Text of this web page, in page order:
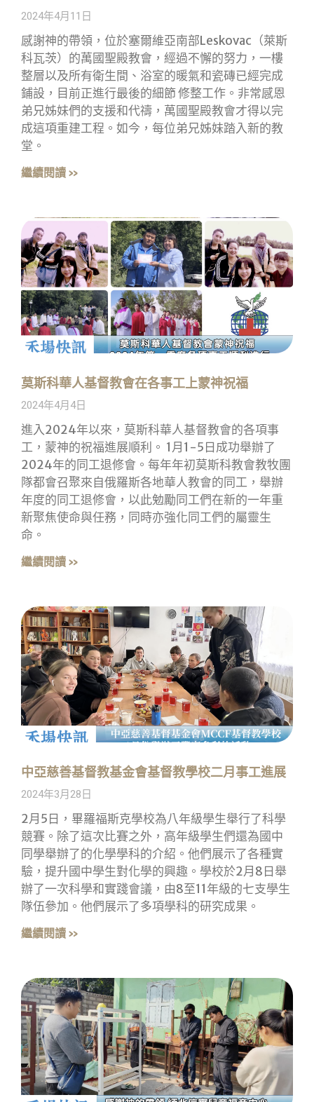
2024年4月11日
感謝神的帶領，位於塞爾維亞南部Leskovac（萊斯
科瓦茨）的萬國聖殿教會，經過不懈的努力，一樓
整層以及所有衛生間、浴室的暖氣和瓷磚已經完成
鋪設，目前正進行最後的細節 修整工作。非常感恩
弟兄姊妹們的支援和代禱，萬國聖殿教會才得以完
成這項重建工程。如今，每位弟兄姊妹踏入新的教
堂。
繼續閱讀 »
莫斯科華人基督教會在各事工上蒙神祝福
2024年4月4日
進入2024年以來，莫斯科華人基督教會的各項事
工，蒙神的祝福進展順利。 1月1-5日成功舉辦了
2024年的同工退修會。每年年初莫斯科教會教牧團
隊都會召聚來自俄羅斯各地華人教會的同工，舉辦
年度的同工退修會，以此勉勵同工們在新的一年重
新聚焦使命與任務，同時亦強化同工們的屬靈生
命。
繼續閱讀 »
中亞慈善基督教基金會基督教學校二月事工進展
2024年3月28日
2月5日，畢羅福斯克學校為八年級學生舉行了科學
競賽。除了這次比賽之外，高年級學生們還為國中
同學舉辦了的化學學科的介紹。他們展示了各種實
驗，提升國中學生對化學的興趣。學校於2月8日舉
辦了一次科學和實踐會議，由8至11年級的七支學生
隊伍參加。他們展示了多項學科的研究成果。
繼續閱讀 »